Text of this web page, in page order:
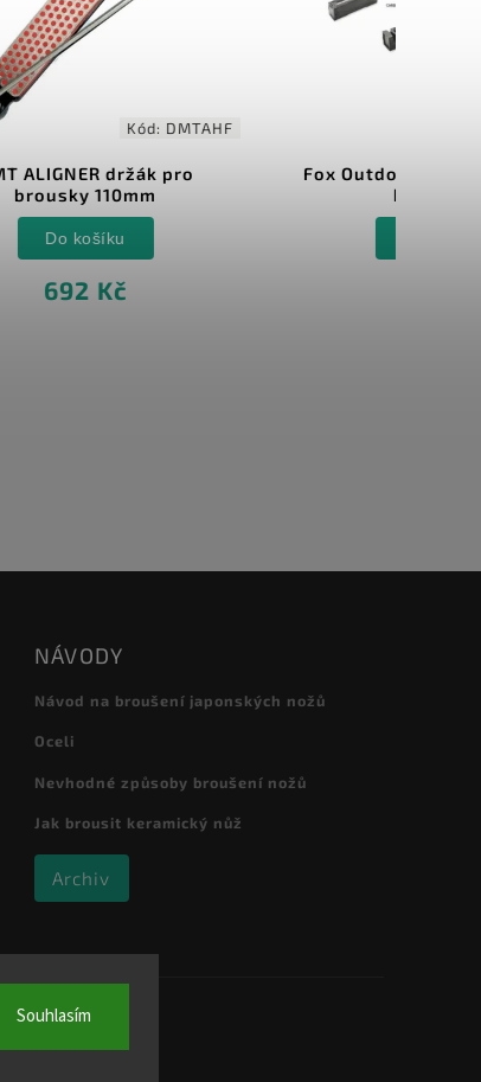
Souhlasím
Fox Outdoor Knife Sharpener -
NÁVODY
Návod na broušení japonských nožů
Oceli
Nevhodné způsoby broušení nožů
Jak brousit keramický nůž
Archiv